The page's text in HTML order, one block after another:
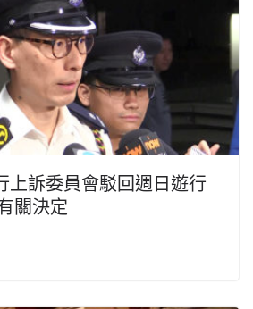
上訴委員會駁回週日遊行
關決定